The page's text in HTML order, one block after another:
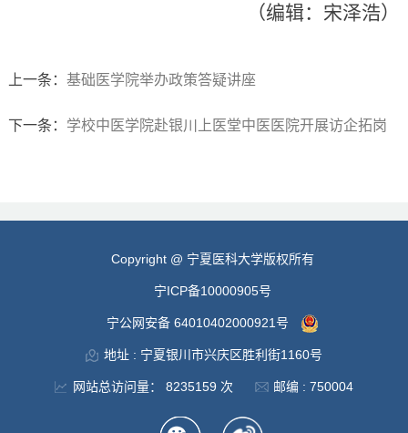
（编辑：宋泽浩）
上一条： 基础医学院举办政策答疑讲座
下一条： 学校中医学院赴银川上医堂中医医院开展访企拓岗
Copyright @ 宁夏医科大学版权所有
宁ICP备10000905号
宁公网安备 64010402000921号
地址 : 宁夏银川市兴庆区胜利街1160号
网站总访问量： 8235159 次 邮编 : 750004